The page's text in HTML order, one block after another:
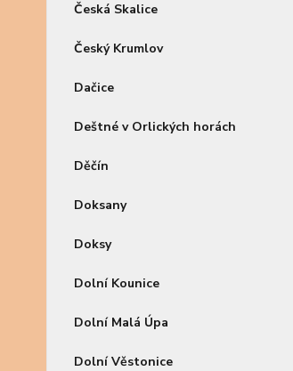
Česká Skalice
Český Krumlov
Dačice
Deštné v Orlických horách
Děčín
Doksany
Doksy
Dolní Kounice
Dolní Malá Úpa
Dolní Věstonice